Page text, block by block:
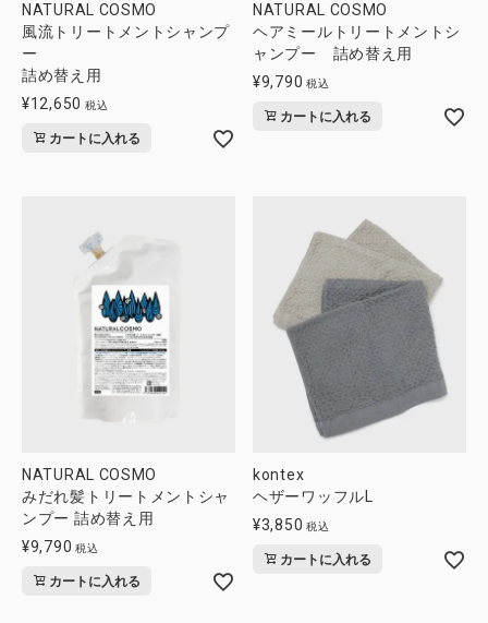
NATURAL COSMO
風流トリートメントシャンプ
ー
詰め替え用
¥12,650 税込
カートに入れる
NATURAL COSMO
ヘアミールトリートメントシ
ャンプー 詰め替え用
¥9,790 税込
カートに入れる
NATURAL COSMO
みだれ髪トリートメントシャ
ンプー 詰め替え用
¥9,790 税込
カートに入れる
kontex
ヘザーワッフルL
¥3,850 税込
カートに入れる